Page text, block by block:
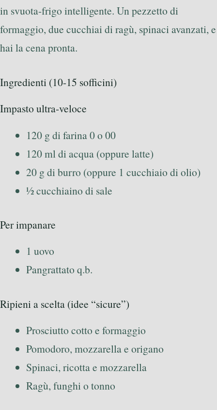
in svuota-frigo intelligente. Un pezzetto di
formaggio, due cucchiai di ragù, spinaci avanzati, e
hai la cena pronta.
Ingredienti (10-15 sofficini)
Impasto ultra-veloce
120 g di farina 0 o 00
120 ml di acqua (oppure latte)
20 g di burro (oppure 1 cucchiaio di olio)
½ cucchiaino di sale
Per impanare
1 uovo
Pangrattato q.b.
Ripieni a scelta (idee “sicure”)
Prosciutto cotto e formaggio
Pomodoro, mozzarella e origano
Spinaci, ricotta e mozzarella
Ragù, funghi o tonno